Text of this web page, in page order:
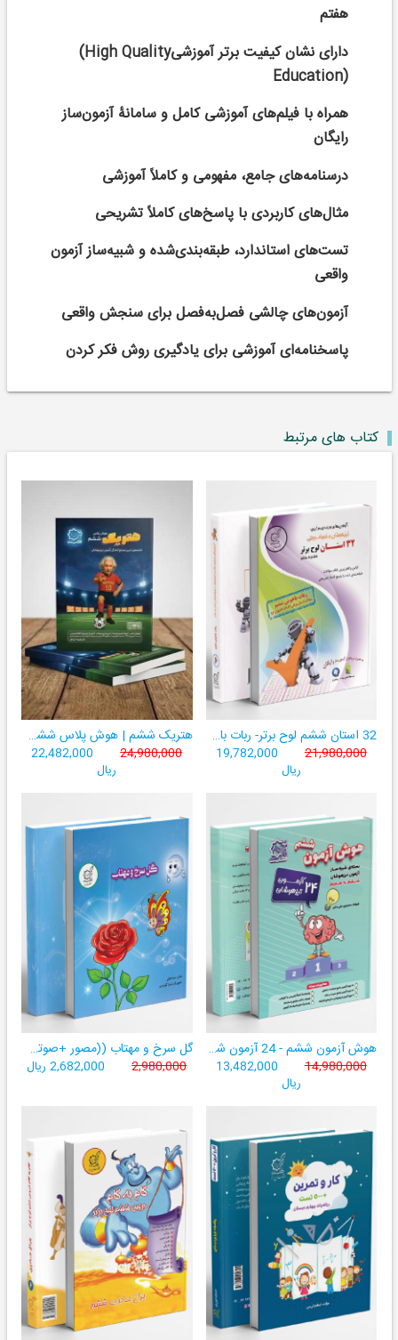
هفتم
دارای نشان کیفیت برتر آموزشی(High Quality
Education)
همراه با فیلم‌های آموزشی کامل و سامانۀ آزمون‌ساز
رایگان
درسنامه‌های جامع، مفهومی و کاملاً آموزشی
مثال‌های کاربردی با پاسخ‌های کاملاً تشریحی
تست‌های استاندارد، طبقه‌بندی‌شده و شبیه‌ساز آزمون
واقعی
آزمون‌های چالشی فصل‌به‌فصل برای سنجش واقعی
پاسخنامه‌ای آموزشی برای یادگیری روش فکر کردن
کتاب های مرتبط
32 استان ششم لوح برتر- ربات باهوش ششم ((به همراه سامانۀ آزمون‌ساز رایگان))
21,980,000
19,782,000
ریال
هتریک ششم | هوش پلاس ششم | دارای نشان کیفیت برتر آموزشی
24,980,000
22,482,000
ریال
هوش آزمون ششم - 24 آزمون شبیه ساز تیزهوشان
14,980,000
13,482,000
ریال
گل سرخ و مهتاب ((مصور +صوتی+ تمام رنگی))
2,980,000 2,682,000 ریال